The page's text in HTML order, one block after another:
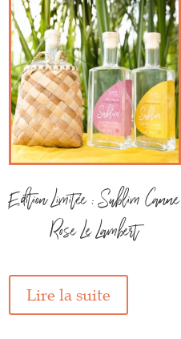
Edition Limitée : Sublim Canne
Rose Le Lambert
Lire la suite